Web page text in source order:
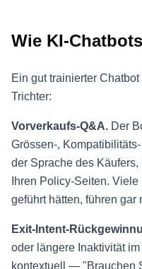
Wie KI-
Ein gut trainierter
Trichter:
Vorverkaufs-Q&A. Der
Grössen-,
der Sprache des
Ihren Policy-Seiten.
geführt hätten, führen gar
Exit-Intent-
oder längere Inaktivität
kontextuell — "Brauchen